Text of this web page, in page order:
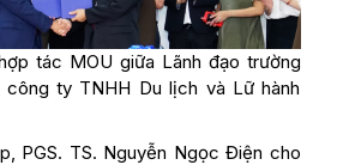
tác MOU giữa Lãnh đạo trường
ty TNHH Du lịch và Lữ hành
PGS. TS. Nguyễn Ngọc Điện cho